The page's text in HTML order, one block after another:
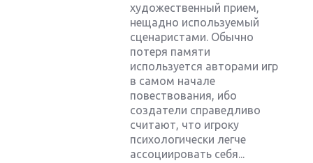
художественный прием,
нещадно используемый
сценаристами. Обычно
потеря памяти
используется авторами игр
в самом начале
повествования, ибо
создатели справедливо
считают, что игроку
психологически легче
ассоциировать себя...